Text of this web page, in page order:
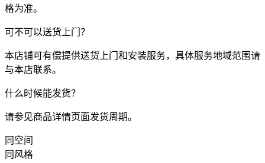
格为准。
可不可以送货上门？
本店铺可有偿提供送货上门和安装服务，具体服务地域范围请
与本店联系。
什么时候能发货？
请参见商品详情页面发货周期。
同空间
同风格